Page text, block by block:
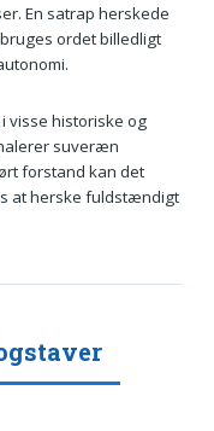
En satrap herskede
ordet billedligt
visse historiske og
suveræn
forstand kan det
at herske fuldstændigt